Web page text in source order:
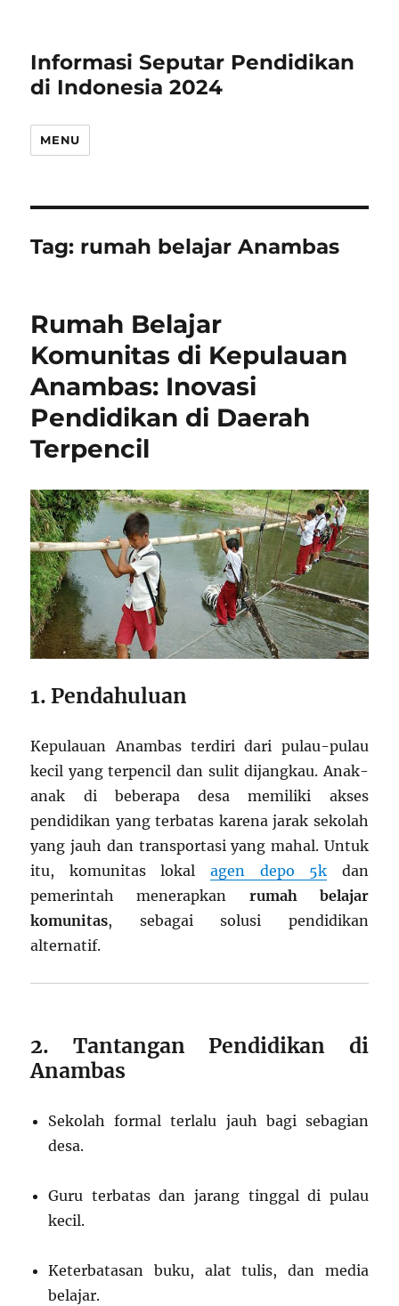
Informasi Seputar Pendidikan
di Indonesia 2024
MENU
Tag: rumah belajar Anambas
Rumah Belajar
Komunitas di Kepulauan
Anambas: Inovasi
Pendidikan di Daerah
Terpencil
1. Pendahuluan
Kepulauan Anambas terdiri dari pulau-pulau
kecil yang terpencil dan sulit dijangkau. Anak-
anak di beberapa desa memiliki akses
pendidikan yang terbatas karena jarak sekolah
yang jauh dan transportasi yang mahal. Untuk
itu, komunitas lokal agen depo 5k dan
pemerintah menerapkan rumah belajar
komunitas, sebagai solusi pendidikan
alternatif.
2. Tantangan Pendidikan di
Anambas
Sekolah formal terlalu jauh bagi sebagian
desa.
Guru terbatas dan jarang tinggal di pulau
kecil.
Keterbatasan buku, alat tulis, dan media
belajar.